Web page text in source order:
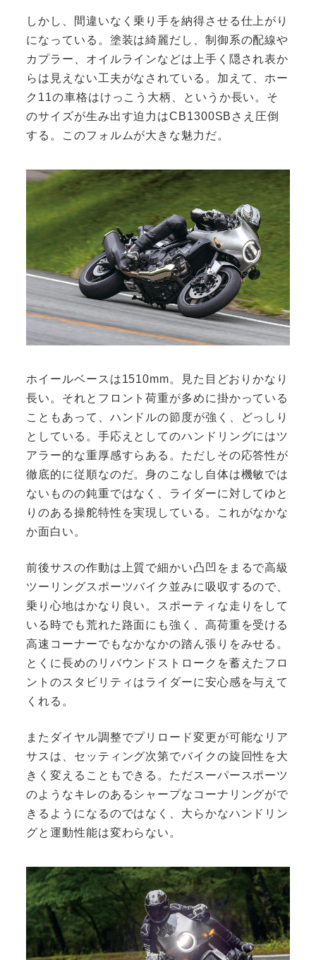
しかし、間違いなく乗り手を納得させる仕上がり
になっている。塗装は綺麗だし、制御系の配線や
カプラー、オイルラインなどは上手く隠され表か
らは見えない工夫がなされている。加えて、ホー
ク11の車格はけっこう大柄、というか長い。そ
のサイズが生み出す迫力はCB1300SBさえ圧倒
する。このフォルムが大きな魅力だ。
ホイールベースは1510mm。見た目どおりかなり
長い。それとフロント荷重が多めに掛かっている
こともあって、ハンドルの節度が強く、どっしり
としている。手応えとしてのハンドリングにはツ
アラー的な重厚感すらある。ただしその応答性が
徹底的に従順なのだ。身のこなし自体は機敏では
ないものの鈍重ではなく、ライダーに対してゆと
りのある操舵特性を実現している。これがなかな
か面白い。
前後サスの作動は上質で細かい凸凹をまるで高級
ツーリングスポーツバイク並みに吸収するので、
乗り心地はかなり良い。スポーティな走りをして
いる時でも荒れた路面にも強く、高荷重を受ける
高速コーナーでもなかなかの踏ん張りをみせる。
とくに長めのリバウンドストロークを蓄えたフロ
ントのスタビリティはライダーに安心感を与えて
くれる。
またダイヤル調整でプリロード変更が可能なリア
サスは、セッティング次第でバイクの旋回性を大
きく変えることもできる。ただスーパースポーツ
のようなキレのあるシャープなコーナリングがで
きるようになるのではなく、大らかなハンドリン
グと運動性能は変わらない。